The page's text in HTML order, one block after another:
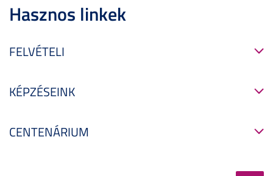
Hasznos linkek
FELVÉTELI
KÉPZÉSEINK
CENTENÁRIUM